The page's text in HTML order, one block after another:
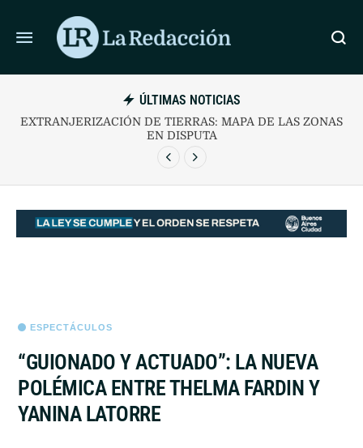
ÚLTIMAS NOTICIAS
MOVIMIENTOS SOCIALES MARCHAN A 10 AÑOS DEL
PRIMER SAN CAYETANO
ESPECTÁCULOS
“GUIONADO Y ACTUADO”: LA NUEVA
POLÉMICA ENTRE THELMA FARDIN Y
YANINA LATORRE